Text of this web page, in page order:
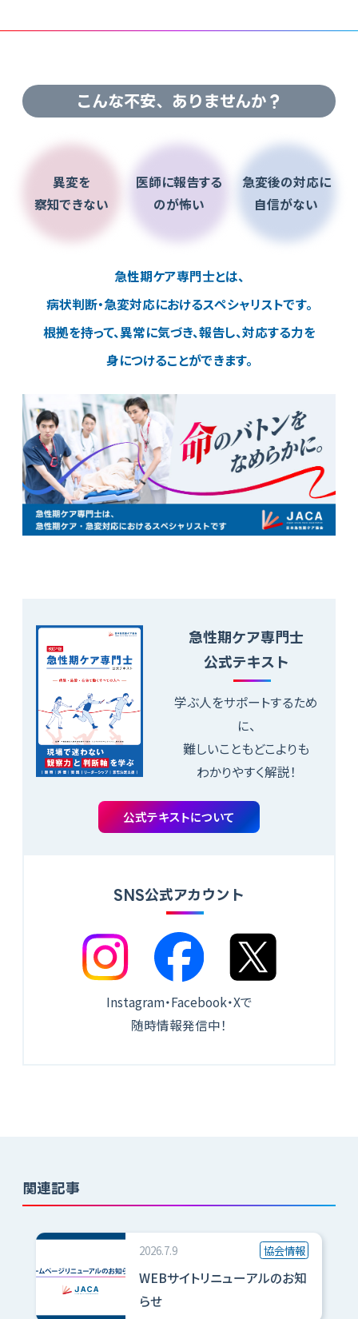
こんな不安、ありませんか？
異変を
察知できない
医師に報告する
のが怖い
急変後の対応に
自信がない
急性期ケア専門士とは、
病状判断・急変対応におけるスペシャリストです。
根拠を持って、異常に気づき、報告し、対応する力を
身につけることができます。
急性期ケア専門士
公式テキスト
学ぶ人をサポートするため
に、
難しいこともどこよりも
わかりやすく解説！
公式テキストについて
SNS公式アカウント
Instagram・Facebook・Xで
随時情報発信中！
関連記事
2026.7.9 協会情報
WEBサイトリニューアルのお知
らせ